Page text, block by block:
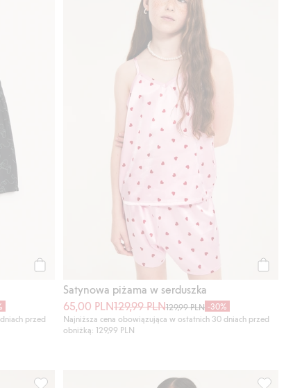
przed
Satynowa piżama w serduszka
65,00 PLN129,99 PLN129,99 PLN -30%
Najniższa cena obowiązująca w ostatnich 30 dniach przed
obniżką: 129,99 PLN